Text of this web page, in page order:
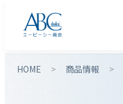
HOME 商品情報